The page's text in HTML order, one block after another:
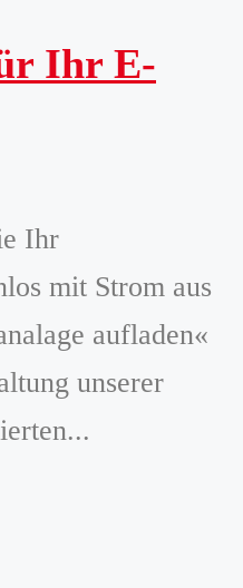
Ihr E-
Ihr
mit Strom aus
aufladen«
unserer